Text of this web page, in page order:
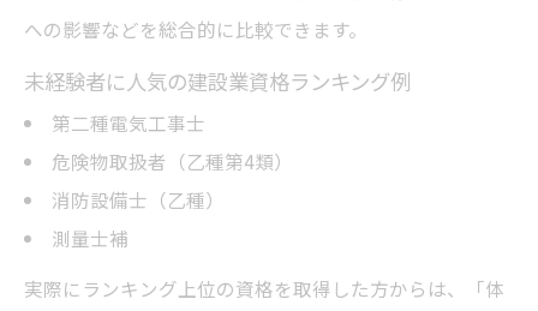
への影響などを総合的に比較できます。
未経験者に人気の建設業資格ランキング例
第二種電気工事士
危険物取扱者（乙種第4類）
消防設備士（乙種）
測量士補
実際にランキング上位の資格を取得した方からは、「体